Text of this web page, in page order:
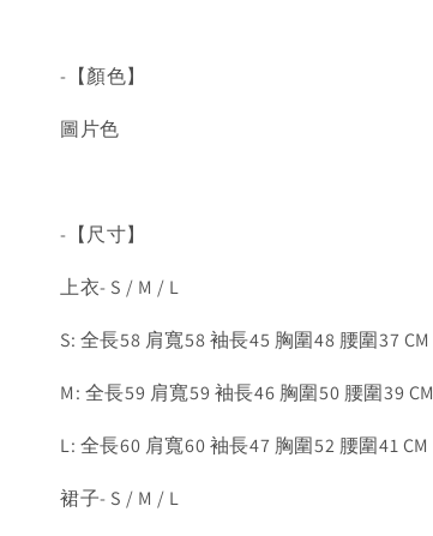
-【顏色】
圖片色
-【尺寸】
上衣- S / M / L
S: 全長58 肩寬58 袖長45 胸圍48 腰圍37 CM
M: 全長59 肩寬59 袖長46 胸圍50 腰圍39 CM
L: 全長60 肩寬60 袖長47 胸圍52 腰圍41 CM
裙子- S / M / L